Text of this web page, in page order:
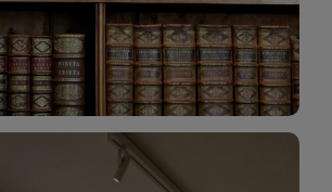
Katalog Zbiorów